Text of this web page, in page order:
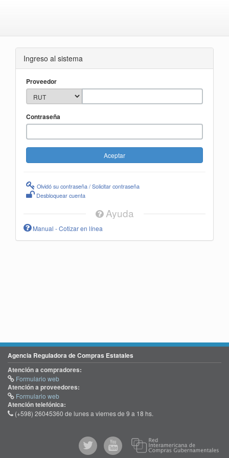
Ingreso al sistema
Proveedor
Contraseña
Olvidó su contraseña / Solicitar contraseña
Desbloquear cuenta
Ayuda
Manual - Cotizar en línea
Agencia Reguladora de Compras Estatales
Atención a compradores:
Formulario web
Atención a proveedores:
Formulario web
Atención telefónica:
(+598) 26045360 de lunes a viernes de 9 a 18 hs.
@comprasgubuy
ACCE